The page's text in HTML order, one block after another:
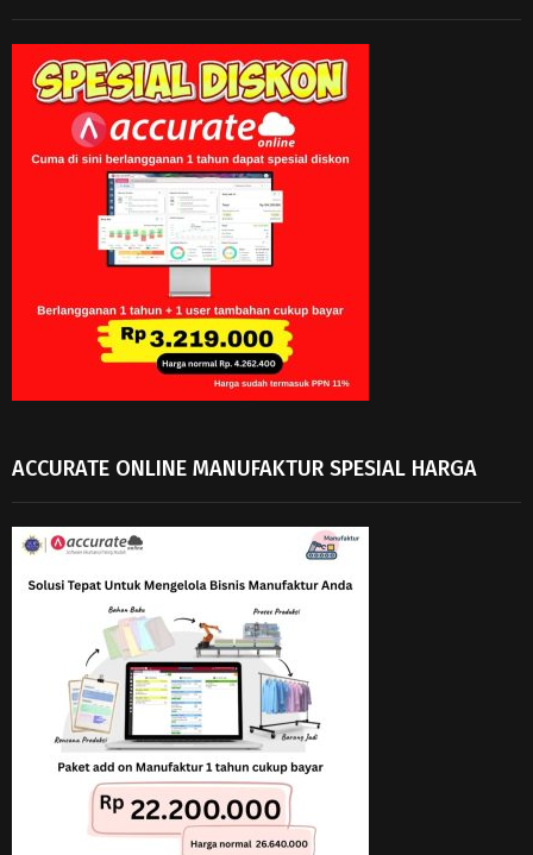
ACCURATE ONLINE MANUFAKTUR SPESIAL HARGA